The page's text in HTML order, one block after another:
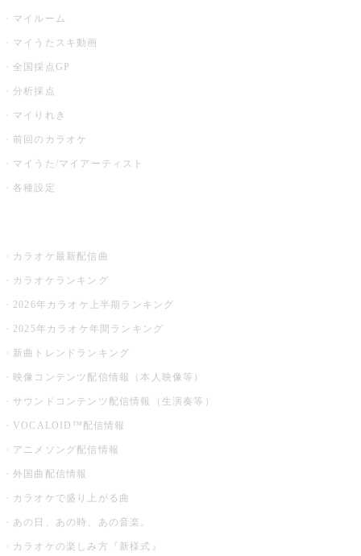
マイルーム
マイうたスキ動画
全国採点GP
分析採点
マイりれき
前回のカラオケ
マイうた/マイアーティスト
各種設定
カラオケ最新配信曲
カラオケランキング
2026年カラオケ上半期ランキング
2025年カラオケ年間ランキング
新曲トレンドランキング
映像コンテンツ配信情報（本人映像等）
サウンドコンテンツ配信情報（生演奏等）
VOCALOID™配信情報
アニメソング配信情報
外国曲配信情報
カラオケで盛り上がる曲
あの日、あの時、あの音楽。
カラオケの楽しみ方『新様式』